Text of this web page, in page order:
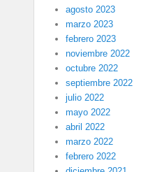
agosto 2023
marzo 2023
febrero 2023
noviembre 2022
octubre 2022
septiembre 2022
julio 2022
mayo 2022
abril 2022
marzo 2022
febrero 2022